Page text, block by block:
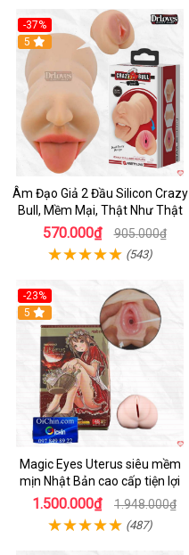
-37%
Hot
5
Âm Đạo Giả 2 Đầu Silicon Crazy
Bull, Mềm Mại, Thật Như Thật
570.000₫ 905.000₫
(543)
-23%
Hot
5
Magic Eyes Uterus siêu mềm
mịn Nhật Bản cao cấp tiện lợi
1.500.000₫ 1.948.000₫
(487)